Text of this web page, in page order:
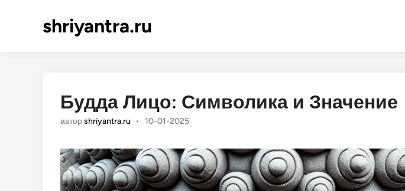
shriyantra.ru
Будда Лицо: Символика и Значение
автор shriyantra.ru • 10-01-2025